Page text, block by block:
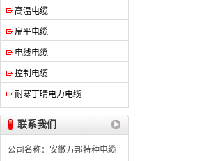
高温电缆
扁平电缆
电线电缆
控制电缆
耐寒丁晴电力电缆
联系我们
公司名称：安徽万邦特种电缆